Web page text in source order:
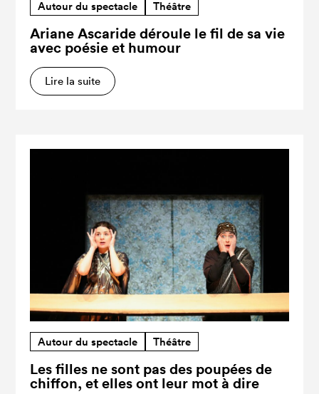
Autour du spectacle Théâtre
Ariane Ascaride déroule le fil de sa vie
avec poésie et humour
Lire la suite
Autour du spectacle Théâtre
Les filles ne sont pas des poupées de
chiffon, et elles ont leur mot à dire